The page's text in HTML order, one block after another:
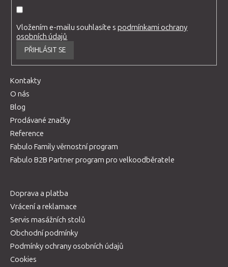
Vložením e-mailu souhlasíte spodmínkami ochrany
osobních údajů
PŘIHLÁSIT SE
Kontakty
O nás
Blog
Prodávané značky
Reference
Fabulo Family věrnostní program
Fabulo B2B Partner program pro velkoodběratele
Doprava a platba
Vrácení a reklamace
Servis masážních stolů
Obchodní podmínky
Podmínky ochrany osobních údajů
Cookies